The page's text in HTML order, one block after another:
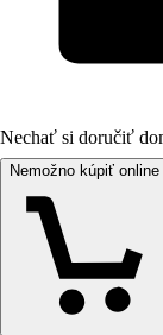
Nechať si doručiť
Nemožno kúpiť online